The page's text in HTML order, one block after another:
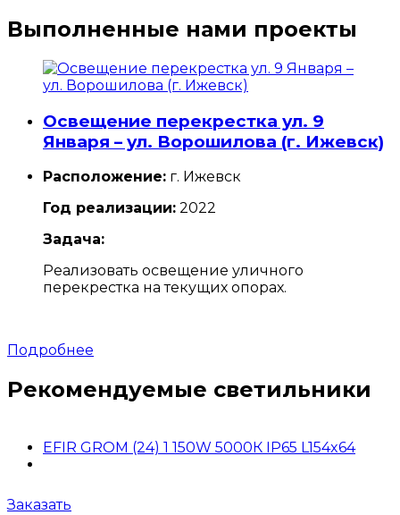
Выполненные нами проекты
Освещение перекрестка ул. 9
Января – ул. Ворошилова (г. Ижевск)
Расположение: г. Ижевск
Год реализации: 2022
Задача:
Реализовать освещение уличного
перекрестка на текущих опорах.
Подробнее
Рекомендуемые светильники
EFIR GROM (24) 1 150W 5000К IP65 L154x64
Заказать